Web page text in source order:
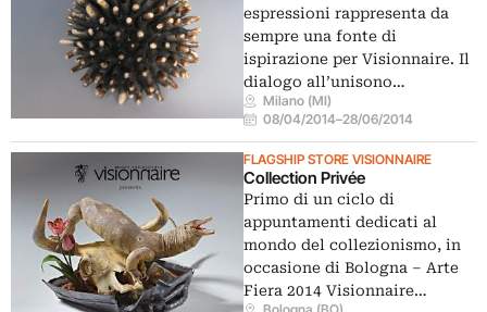
espressioni rappresenta da
sempre una fonte di
ispirazione per Visionnaire. Il
dialogo all’unisono…
Milano (MI)
08/04/2014–28/06/2014
FLAGSHIP STORE VISIONNAIRE
Collection Privée
Primo di un ciclo di
appuntamenti dedicati al
mondo del collezionismo, in
occasione di Bologna – Arte
Fiera 2014 Visionnaire…